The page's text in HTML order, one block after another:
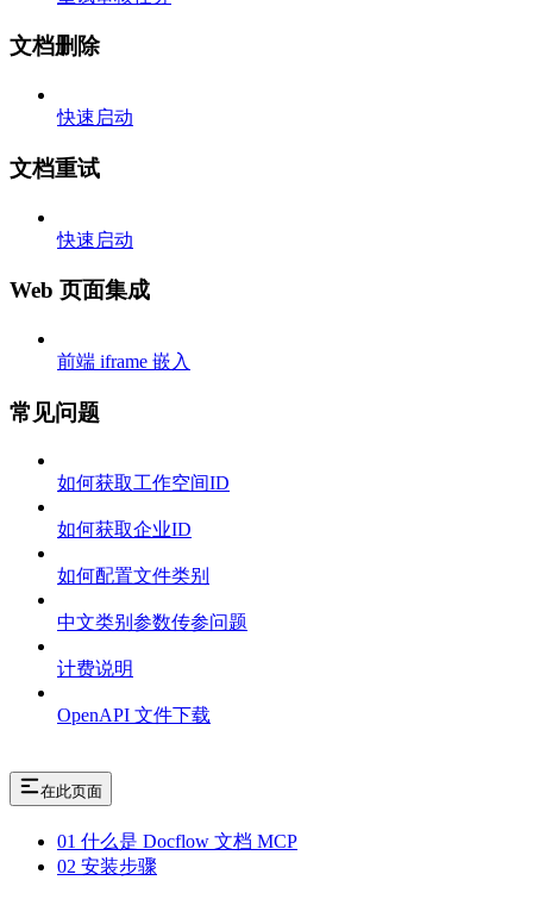
文档删除
快速启动
文档重试
快速启动
Web 页面集成
前端 iframe 嵌入
常见问题
如何获取工作空间ID
如何获取企业ID
如何配置文件类别
中文类别参数传参问题
计费说明
OpenAPI 文件下载
在此页面
01 什么是 Docflow 文档 MCP
02 安装步骤